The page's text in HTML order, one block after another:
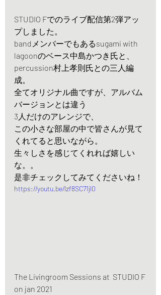
STUDIO Fでのライブ配信第2弾アッ
プしました。
bandメンバーでもあるsugami with
lagoonのベース中島かつき氏と、
percussion村上孝則氏との三人編
成。
全てオリジナル曲ですが、アルバム
バージョンとは違う
3人だけのアレンジで、
この小さな部屋の中で皆さんが見て
くれてると思いながら。
生々しさを感じてくれれば嬉しい
な。。
是非チェックしてみてくださいね！
https://youtu.be/lzf8SC71jl0
The Livingroom Sessions at  STUDIO F
on jan 2021